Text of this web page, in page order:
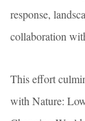
response,
collaboration
This effort
with Nature: